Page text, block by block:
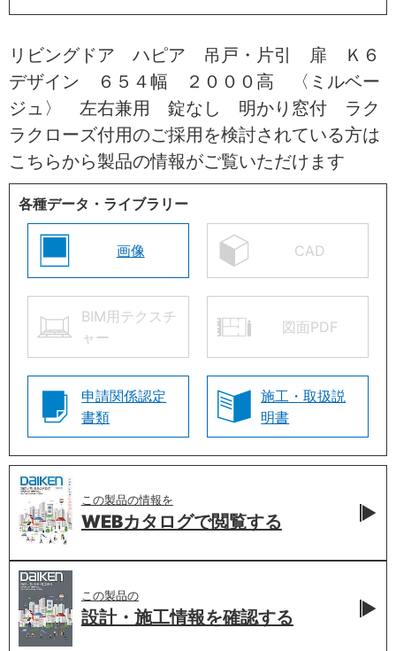
リビングドア ハピア 吊戸・片引 扉 Ｋ６
デザイン ６５４幅 ２０００高 〈ミルベー
ジュ〉 左右兼用 錠なし 明かり窓付 ラク
ラクローズ付用のご採用を検討されている方は
こちらから製品の情報がご覧いただけます
各種データ・ライブラリー
画像 CAD
BIM用テクスチ
ャー
図面PDF
申請関係認定
書類
施工・取扱説
明書
この製品の情報を
WEBカタログで閲覧する
この製品の
設計・施工情報を確認する